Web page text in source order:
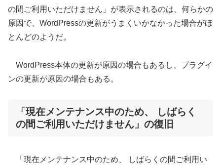
の間ご利用いただけません」が表示されるのは、何らかの
原因で、WordPressの更新がうまくいかなかった場合がほ
とんどのようだ。
WordPress本体の更新が原因の場合もあるし、プラグイ
ンの更新が原因の場合もある。
「現在メンテナンス中のため、 しばらく
の間ご利用いただけません」の復旧
「現在メンテナンス中のため、 しばらくの間ご利用い